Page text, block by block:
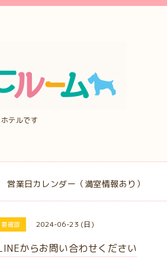
テルです
営業日カレンダー（満室情報あり）
要確認 2024-06-23 (日)
からお問い合わせください